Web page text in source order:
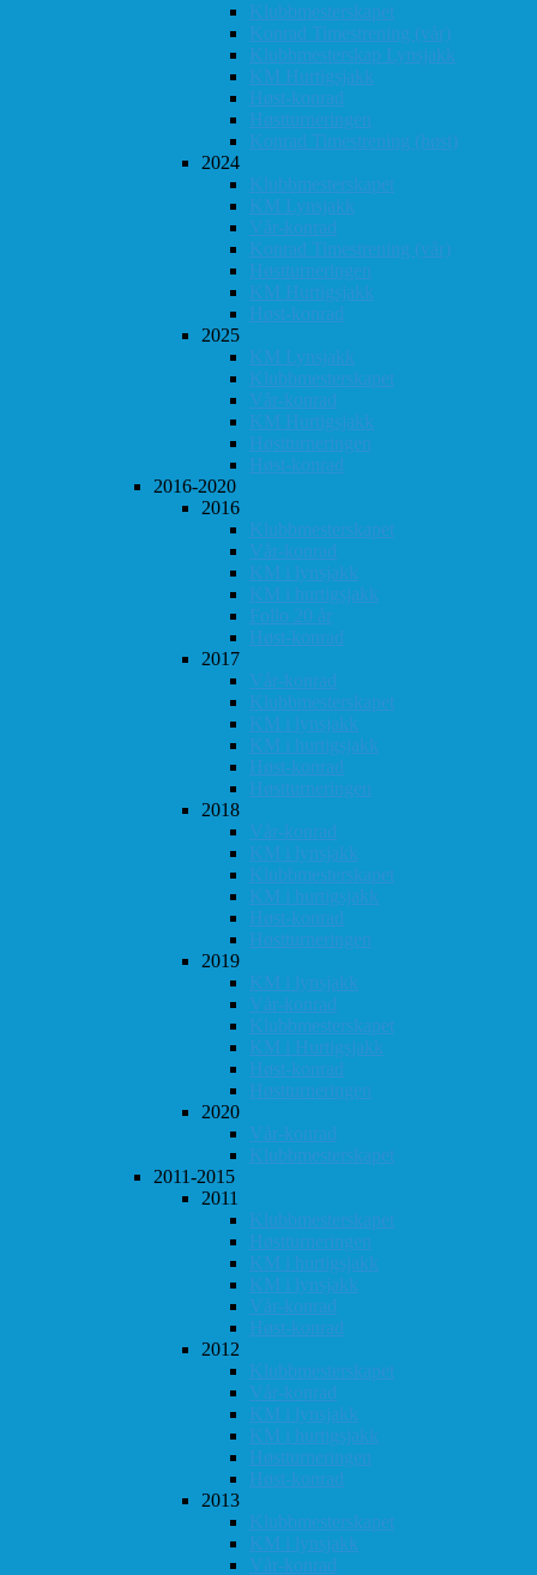
Klubbmesterskapet
Konrad Timestrening (vår)
Klubbmesterskap Lynsjakk
KM Hurtigsjakk
Høst-konrad
Høstturneringen
Konrad Timestrening (høst)
2024
Klubbmesterskapet
KM Lynsjakk
Vår-konrad
Konrad Timestrening (vår)
Høstturneringen
KM Hurtigsjakk
Høst-konrad
2025
KM Lynsjakk
Klubbmesterskapet
Vår-konrad
KM Hurtigsjakk
Høstturneringen
Høst-konrad
2016-2020
2016
Klubbmesterskapet
Vår-konrad
KM i lynsjakk
KM i hurtigsjakk
Follo 20 år
Høst-konrad
2017
Vår-konrad
Klubbmesterskapet
KM i lynsjakk
KM i hurtigsjakk
Høst-konrad
Høstturneringen
2018
Vår-konrad
KM i lynsjakk
Klubbmesterskapet
KM i hurtigsjakk
Høst-konrad
Høstturneringen
2019
KM i lynsjakk
Vår-konrad
Klubbmesterskapet
KM i Hurtigsjakk
Høst-konrad
Høstturneringen
2020
Vår-konrad
Klubbmesterskapet
2011-2015
2011
Klubbmesterskapet
Høstturneringen
KM i hurtigsjakk
KM i lynsjakk
Vår-konrad
Høst-konrad
2012
Klubbmesterskapet
Vår-konrad
KM i lynsjakk
KM i hurtigsjakk
Høstturneringen
Høst-konrad
2013
Klubbmesterskapet
KM i lynsjakk
Vår-konrad